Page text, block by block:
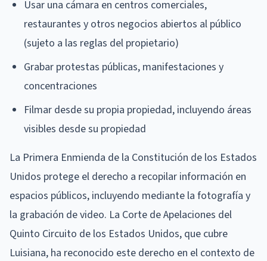
Usar una cámara en centros comerciales,
restaurantes y otros negocios abiertos al público
(sujeto a las reglas del propietario)
Grabar protestas públicas, manifestaciones y
concentraciones
Filmar desde su propia propiedad, incluyendo áreas
visibles desde su propiedad
La Primera Enmienda de la Constitución de los Estados
Unidos protege el derecho a recopilar información en
espacios públicos, incluyendo mediante la fotografía y
la grabación de video. La Corte de Apelaciones del
Quinto Circuito de los Estados Unidos, que cubre
Luisiana, ha reconocido este derecho en el contexto de